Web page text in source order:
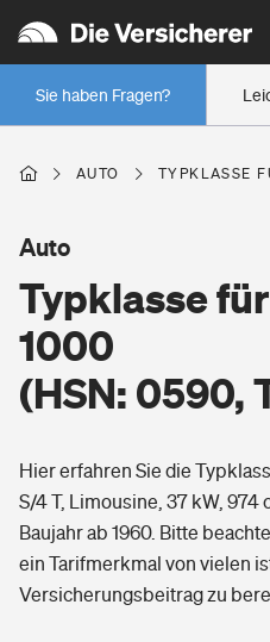
Sie haben Fragen?
Wer versichert was: Jetzt
Regionalklassen: So ist Ihre
Wer versichert was: Jetzt
Berufsunfähigkeitsversicherung
Arbeitsrechtsschutz
Berufshaftpflichtversicherung
Wohnen
Wohngebäudeversicherung
Hausratversicherung
Elementarversicherung
Photovoltaik
Pri­vate Haft­pflicht­
Rechts­schutz­ver­si­che­rung
Gesundheit
Private Krankenversicherung
AUTO TYPKLASSE
Typklasse
1000
(HSN: 0590,
Auto
Hier erfahren Sie die
S/4 T, Limousine, 37 kW, 974
Baujahr ab 1960. Bitte
ein Tarifmerkmal von vielen
Versicherungsbeitrag zu